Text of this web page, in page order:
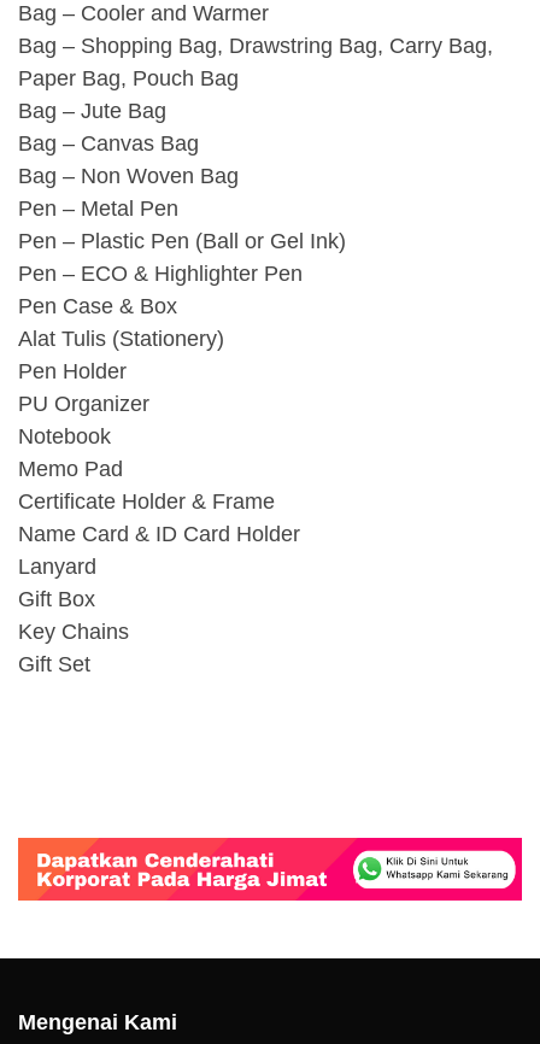
Bag – Cooler and Warmer
Bag – Shopping Bag, Drawstring Bag, Carry Bag,
Paper Bag, Pouch Bag
Bag – Jute Bag
Bag – Canvas Bag
Bag – Non Woven Bag
Pen – Metal Pen
Pen – Plastic Pen (Ball or Gel Ink)
Pen – ECO & Highlighter Pen
Pen Case & Box
Alat Tulis (Stationery)
Pen Holder
PU Organizer
Notebook
Memo Pad
Certificate Holder & Frame
Name Card & ID Card Holder
Lanyard
Gift Box
Key Chains
Gift Set
Mengenai Kami